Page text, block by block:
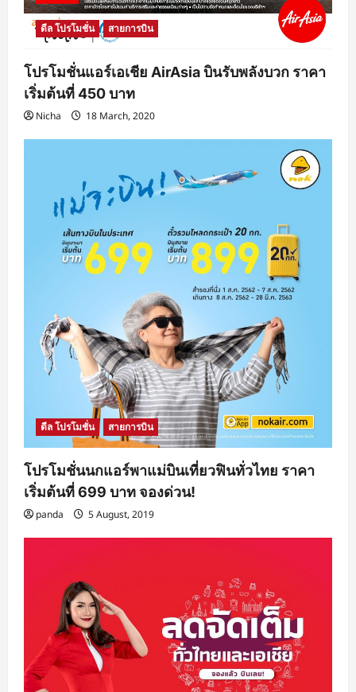
ดีล โปรโมชั่น สายการบิน
โปรโมชั่นแอร์เอเชีย AirAsia บินรับพลังบวก ราคา
เริ่มต้นที่ 450 บาท
Nicha 18 March, 2020
ดีล โปรโมชั่น สายการบิน
โปรโมชั่นนกแอร์พาแม่บินเที่ยวฟินทั่วไทย ราคา
เริ่มต้นที่ 699 บาท จองด่วน!
panda 5 August, 2019